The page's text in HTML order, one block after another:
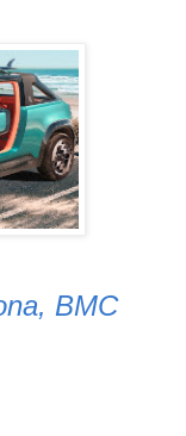
BMC